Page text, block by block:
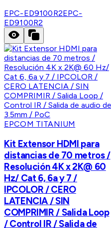
EPC-ED9100R2EPC-
ED9100R2
EPCOM TITANIUM
Kit Extensor HDMI para
distancias de 70 metros /
Resolución 4K x 2K@ 60
Hz/ Cat 6, 6a y 7 /
IPCOLOR / CERO
LATENCIA / SIN
COMPRIMIR / Salida Loop
/ Control IR / Salida de